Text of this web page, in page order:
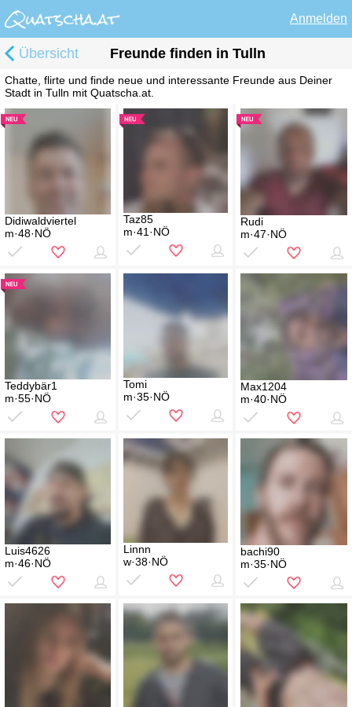
Anmelden
Übersicht Freunde finden in Tulln
Chatte, flirte und finde neue und interessante Freunde aus Deiner
Stadt in Tulln mit Quatscha.at.
Didiwaldviertel
m·48·NÖ
Taz85
m·41·NÖ
Rudi
m·47·NÖ
Teddybär1
m·55·NÖ
Tomi
m·35·NÖ
Max1204
m·40·NÖ
Luis4626
m·46·NÖ
Linnn
w·38·NÖ
bachi90
m·35·NÖ